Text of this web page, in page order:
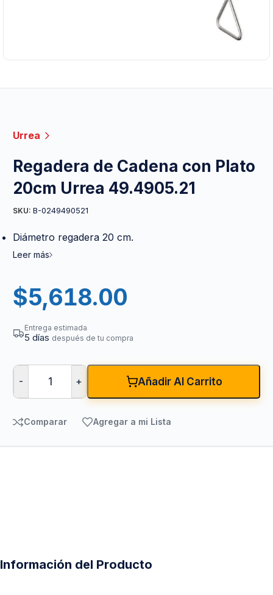
Urrea
Regadera de Cadena con Plato
20cm Urrea 49.4905.21
SKU: B-0249490521
Diámetro regadera 20 cm.
Leer más
$5,618.00
Entrega estimada
5 días después de tu compra
- + Añadir Al Carrito
Comparar Agregar a mi Lista
Información del Producto